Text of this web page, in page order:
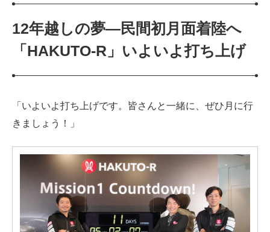
12年越しの夢—民間初月面着陸へ
「HAKUTO-R」いよいよ打ち上げ
「いよいよ打ち上げです。皆さんと一緒に、ぜひ月に行
きましょう！」